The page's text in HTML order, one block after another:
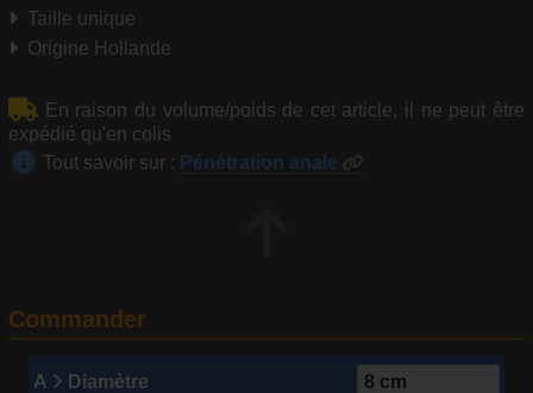
Taille unique
Origine Hollande
En raison du volume/poids de cet article, il ne peut être
expédié qu'en colis
Tout savoir sur : Pénétration anale
Commander
A Diamètre